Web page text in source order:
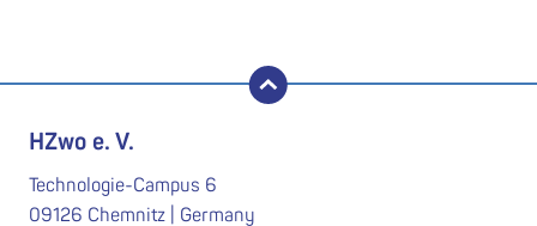
nach oben
HZwo e. V.
Technologie-Campus 6
09126 Chemnitz | Germany